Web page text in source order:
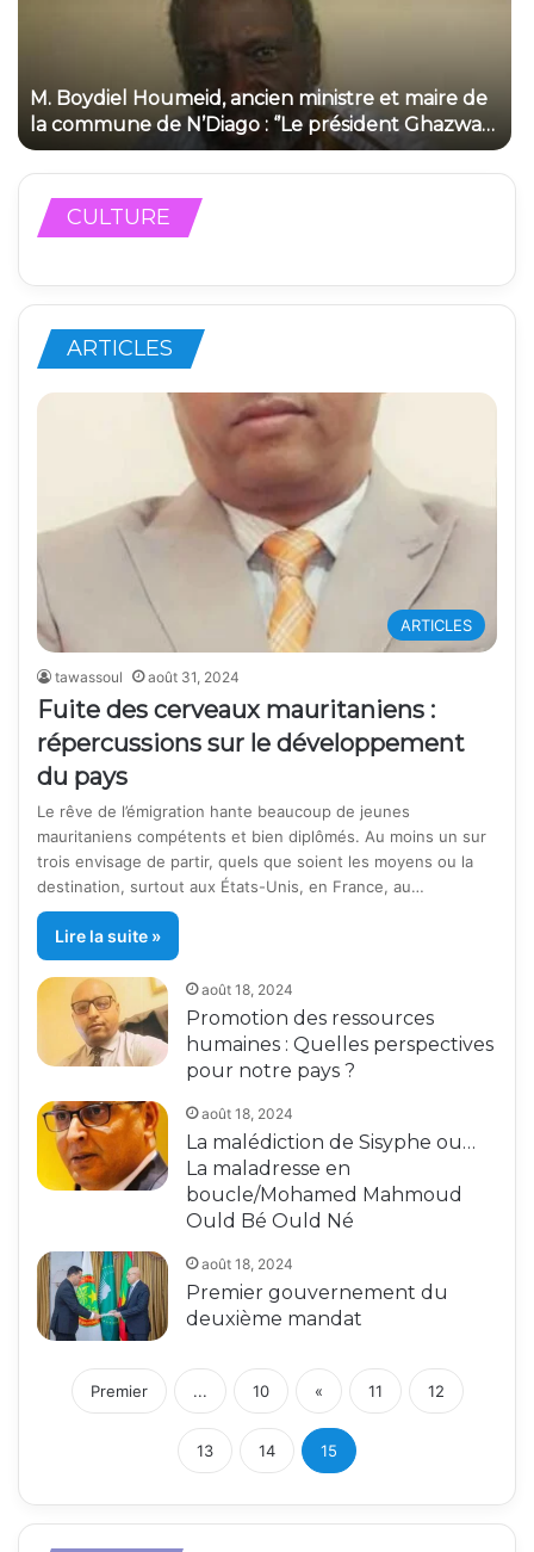
M. Boydiel Houmeid, ancien ministre et maire de
la commune de N’Diago : ‘’Le président Ghazwani
n’a pas besoin, pour se présenter, qu’on lui en
fasse la demande’’
CULTURE
ARTICLES
ARTICLES
tawassoul août 31, 2024
Fuite des cerveaux mauritaniens :
répercussions sur le développement
du pays
Le rêve de l’émigration hante beaucoup de jeunes
mauritaniens compétents et bien diplômés. Au moins un sur
trois envisage de partir, quels que soient les moyens ou la
destination, surtout aux États-Unis, en France, au…
Lire la suite »
août 18, 2024
Promotion des ressources
humaines : Quelles perspectives
pour notre pays ?
août 18, 2024
La malédiction de Sisyphe ou…
La maladresse en
boucle/Mohamed Mahmoud
Ould Bé Ould Né
août 18, 2024
Premier gouvernement du
deuxième mandat
Premier ... 10 « 11 12
13 14 15